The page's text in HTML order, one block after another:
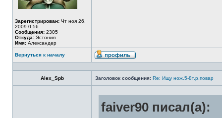
Зарегистрирован: Чт ноя 26,
2009 0:56
Сообщения: 2305
Откуда: Эстония
Имя: Александер
Вернуться к началу
Alex_Spb Заголовок сообщения: Re: Ищу нож.5-8т.р.повар
faiver90 писал(а):